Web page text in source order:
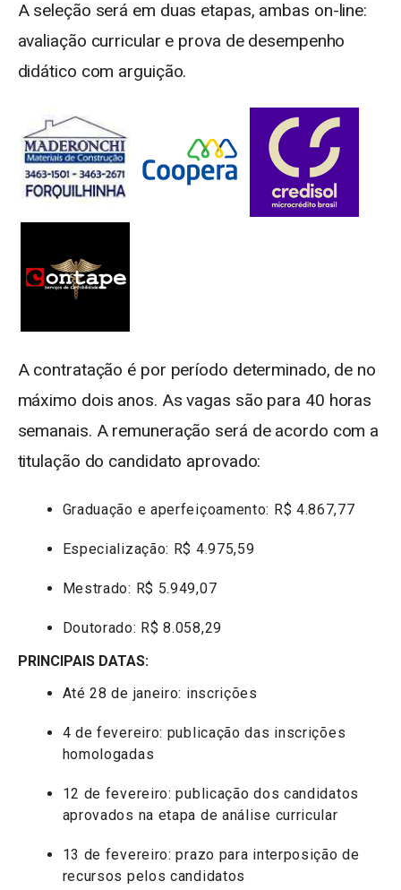
A seleção será em duas etapas, ambas on-line:
avaliação curricular e prova de desempenho
didático com arguição.
A contratação é por período determinado, de no
máximo dois anos. As vagas são para 40 horas
semanais. A remuneração será de acordo com a
titulação do candidato aprovado:
Graduação e aperfeiçoamento: R$ 4.867,77
Especialização: R$ 4.975,59
Mestrado: R$ 5.949,07
Doutorado: R$ 8.058,29
PRINCIPAIS DATAS:
Até 28 de janeiro: inscrições
4 de fevereiro: publicação das inscrições
homologadas
12 de fevereiro: publicação dos candidatos
aprovados na etapa de análise curricular
13 de fevereiro: prazo para interposição de
recursos pelos candidatos